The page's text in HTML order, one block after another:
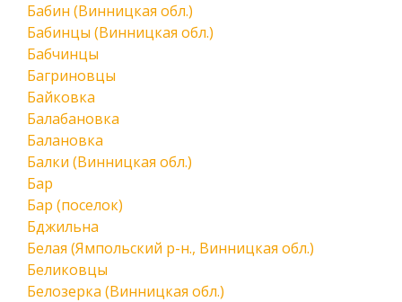
Бабин (Винницкая обл.)
Бабинцы (Винницкая обл.)
Бабчинцы
Багриновцы
Байковка
Балабановка
Балановка
Балки (Винницкая обл.)
Бар
Бар (поселок)
Бджильна
Белая (Ямпольский р-н., Винницкая обл.)
Беликовцы
Белозерка (Винницкая обл.)